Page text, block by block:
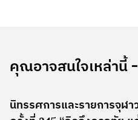
คุณอาจสนใจเหล่านี้
นิทรรศการและรายการจุฬา